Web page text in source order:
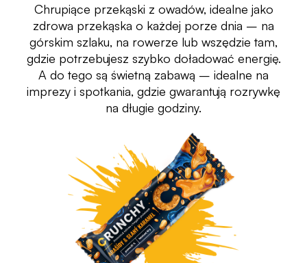
Chrupiące przekąski z owadów, idealne jako
zdrowa przekąska o każdej porze dnia – na
górskim szlaku, na rowerze lub wszędzie tam,
gdzie potrzebujesz szybko doładować energię.
A do tego są świetną zabawą – idealne na
imprezy i spotkania, gdzie gwarantują rozrywkę
na długie godziny.